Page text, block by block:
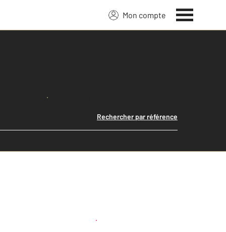
Mon compte
Lancer ma recherche
Rechercher par référence
Créer une alerte